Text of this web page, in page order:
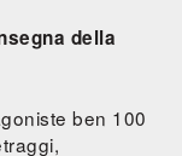
della
ben 100